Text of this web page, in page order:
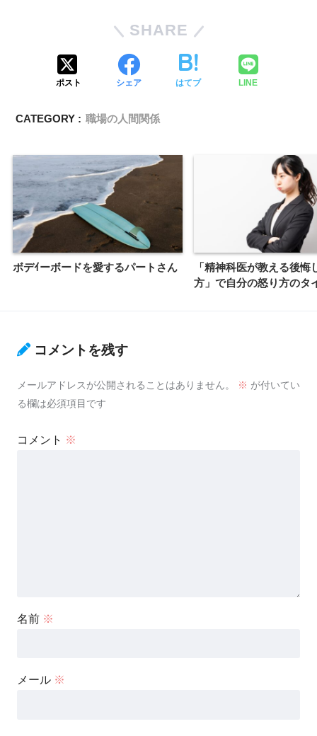
SHARE
ポスト シェア はてブ LINE
CATEGORY : 職場の人間関係
ボデｲーボードを愛するパートさん
「精神科医が教える後悔
方」で自分の怒り方のタ
コメントを残す
メールアドレスが公開されることはありません。 ※ が付いてい
る欄は必須項目です
コメント ※
名前 ※
メール ※